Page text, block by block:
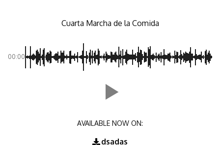
Cuarta Marcha de la Comida
00:00
AVAILABLE NOW ON:
dsadas